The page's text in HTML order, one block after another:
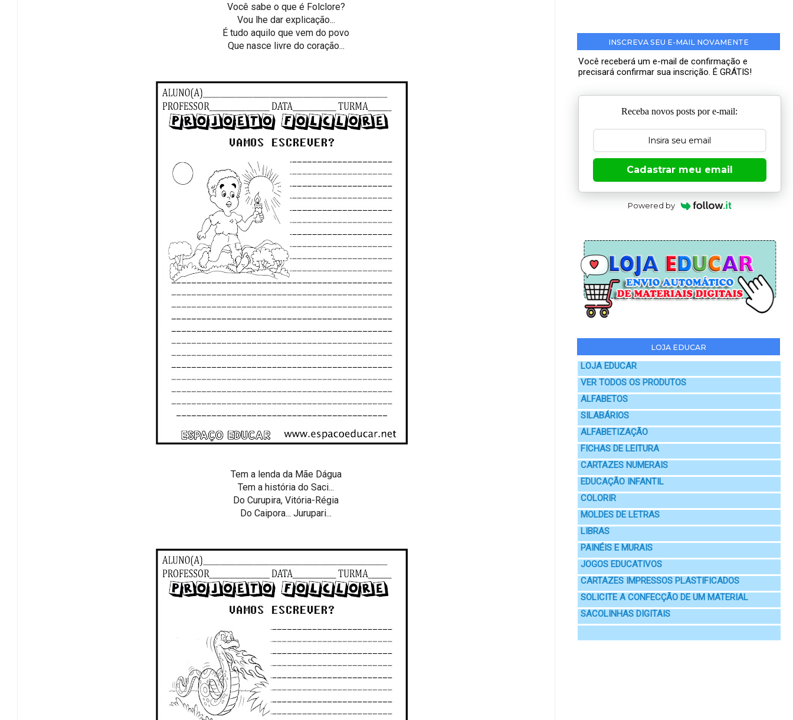
Você sabe o que é Folclore?
Vou lhe dar explicação...
É tudo aquilo que vem do povo
Que nasce livre do coração...
Tem a lenda da Mãe Dágua
Tem a história do Saci...
Do Curupira, Vitória-Régia
Do Caipora... Jurupari...
INSCREVA SEU E-MAIL NOVAMENTE
Você receberá um e-mail de confirmação e
precisará confirmar sua inscrição. É GRÁTIS!
Receba novos posts por e-mail:
Cadastrar meu email
Powered by
LOJA EDUCAR
LOJA EDUCAR
VER TODOS OS PRODUTOS
ALFABETOS
SILABÁRIOS
ALFABETIZAÇÃO
FICHAS DE LEITURA
CARTAZES NUMERAIS
EDUCAÇÃO INFANTIL
COLORIR
MOLDES DE LETRAS
LIBRAS
PAINÉIS E MURAIS
JOGOS EDUCATIVOS
CARTAZES IMPRESSOS PLASTIFICADOS
SOLICITE A CONFECÇÃO DE UM MATERIAL
SACOLINHAS DIGITAIS